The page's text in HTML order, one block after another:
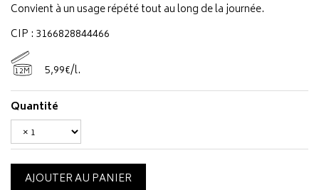
Convient à un usage répété tout au long de la journée.
CIP : 3166828844466
12M 5,99€/l.
Quantité
AJOUTER AU PANIER